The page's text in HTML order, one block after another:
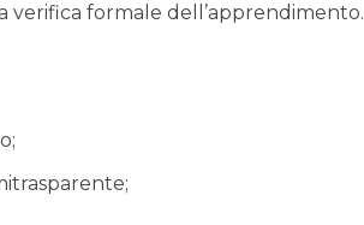
verifica formale dell’apprendimento.